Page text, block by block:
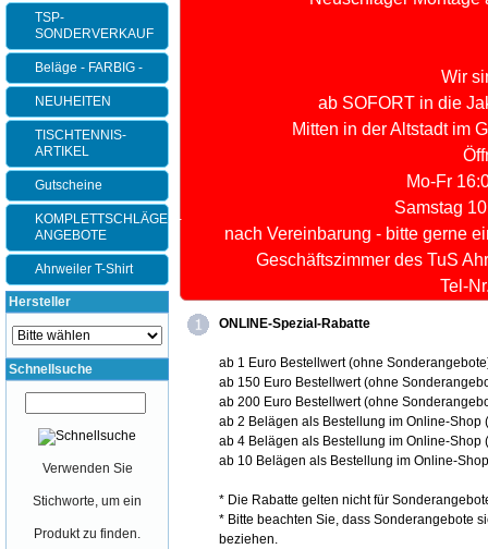
Wir
ab SOFORT in die
Mitten in der Altstadt im
Mo-Fr
Samstag
nach Vereinbarung - bitte gerne
Geschäftszimmer des TuS
Tel-
ONLINE-Spezial-Rabatte
ab 1 Euro Bestellwert (ohne
ab 150 Euro Bestellwert (ohne
ab 200 Euro Bestellwert (ohne
ab 2 Belägen als Bestellung im Online-
ab 4 Belägen als Bestellung im Online-
ab 10 Belägen als Bestellung im Online-
* Die Rabatte gelten nicht für
* Bitte beachten Sie, dass Sonderangebote
beziehen.
TSP-
SONDERVERKAUF
Beläge - FARBIG -
NEUHEITEN
TISCHTENNIS-
ARTIKEL
Gutscheine
KOMPLETTSCHLÄGER-
ANGEBOTE
Ahrweiler T-Shirt
Hersteller
Schnellsuche
Verwenden Sie
Stichworte, um ein
Produkt zu finden.